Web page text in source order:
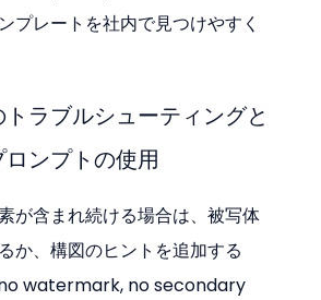
プレートを社内で見つけやすく
ラブルシューティングと
ンプトの使用
が含まれ続ける場合は、被写体
か、構図のヒントを追加する
watermark, no secondary